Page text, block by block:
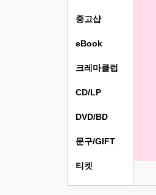
중고샵
eBook
크레마클럽
CD/LP
DVD/BD
문구/GIFT
티켓